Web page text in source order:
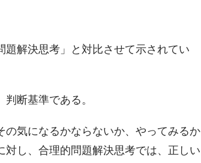
解決思考」と対比させて示されてい
断基準である。
気になるかならないか、やってみるか
し、合理的問題解決思考では、正しい